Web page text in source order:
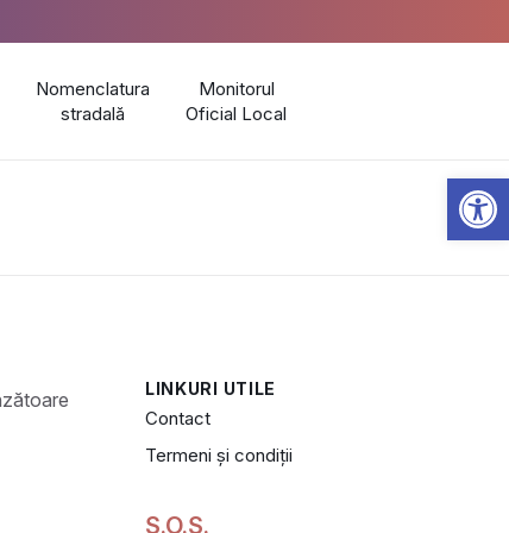
Nomenclatura
stradală
Monitorul
Oficial Local
LINKURI UTILE
Contact
Termeni și condiții
S.O.S.